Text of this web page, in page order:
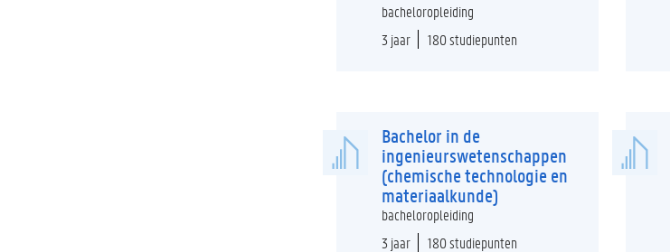
bacheloropleiding
3 jaar
180 studiepunten
Bachelor in de
ingenieurswetenschappen
(chemische technologie en
materiaalkunde)
bacheloropleiding
3 jaar
180 studiepunten